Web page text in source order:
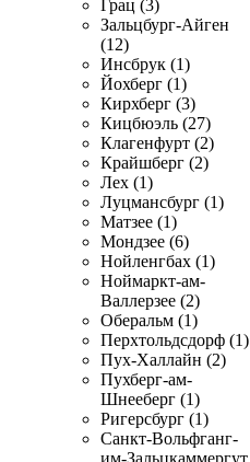
Грац (3)
Зальцбург-Айген
(12)
Инсбрук (1)
Йохберг (1)
Кирхберг (3)
Кицбюэль (27)
Клагенфурт (2)
Крайшберг (2)
Лех (1)
Луцмансбург (1)
Матзее (1)
Мондзее (6)
Нойленгбах (1)
Ноймаркт-ам-
Валлерзее (2)
Оберальм (1)
Перхтольдсдорф (1)
Пух-Халлайн (2)
Пухберг-ам-
Шнееберг (1)
Ригерсбург (1)
Санкт-Вольфганг-
им-Зальцкаммергут